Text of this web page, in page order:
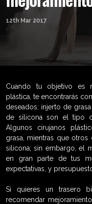
12th Mar 2017
Cuando tu objetivo es
plástica, te encontrarás
deseados: injerto de
de silicona son el tipo
Algunos cirujanos
grasa, mientras que
silicona; sin embargo, el
en gran parte de tus
expectativas, y
Si quieres un trasero
recomendar